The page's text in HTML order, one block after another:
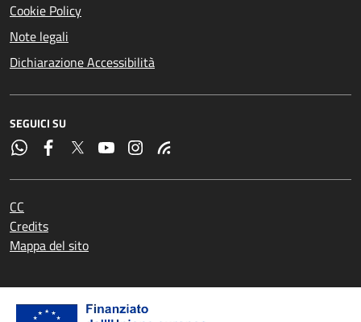
Cookie Policy
Note legali
Dichiarazione Accessibilità
SEGUICI SU
CC
Credits
Mappa del sito